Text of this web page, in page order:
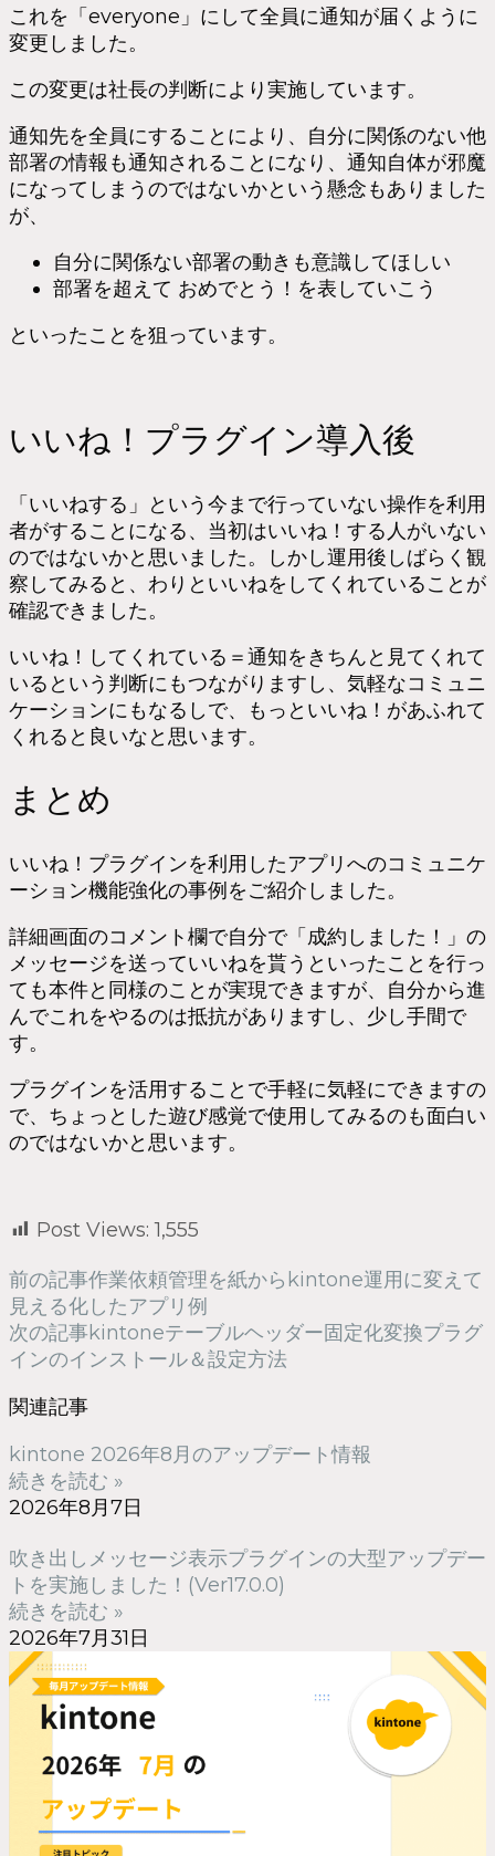
これを「everyone」にして全員に通知が届くように
変更しました。
この変更は社長の判断により実施しています。
通知先を全員にすることにより、自分に関係のない他
部署の情報も通知されることになり、通知自体が邪魔
になってしまうのではないかという懸念もありました
が、
自分に関係ない部署の動きも意識してほしい
部署を超えて おめでとう！を表していこう
といったことを狙っています。
いいね！プラグイン導入後
「いいねする」という今まで行っていない操作を利用
者がすることになる、当初はいいね！する人がいない
のではないかと思いました。しかし運用後しばらく観
察してみると、わりといいねをしてくれていることが
確認できました。
いいね！してくれている＝通知をきちんと見てくれて
いるという判断にもつながりますし、気軽なコミュニ
ケーションにもなるしで、もっといいね！があふれて
くれると良いなと思います。
まとめ
いいね！プラグインを利用したアプリへのコミュニケ
ーション機能強化の事例をご紹介しました。
詳細画面のコメント欄で自分で「成約しました！」の
メッセージを送っていいねを貰うといったことを行っ
ても本件と同様のことが実現できますが、自分から進
んでこれをやるのは抵抗がありますし、少し手間で
す。
プラグインを活用することで手軽に気軽にできますの
で、ちょっとした遊び感覚で使用してみるのも面白い
のではないかと思います。
Post Views: 1,555
前の記事作業依頼管理を紙からkintone運用に変えて
見える化したアプリ例
次の記事kintoneテーブルヘッダー固定化変換プラグ
インのインストール＆設定方法
関連記事
kintone 2026年8月のアップデート情報
続きを読む »
2026年8月7日
吹き出しメッセージ表示プラグインの大型アップデー
トを実施しました！(Ver17.0.0)
続きを読む »
2026年7月31日